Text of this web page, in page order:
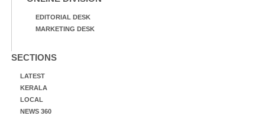
EDITORIAL DESK
MARKETING DESK
SECTIONS
LATEST
KERALA
LOCAL
NEWS 360